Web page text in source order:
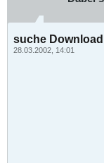
suche
28.03.2002, 14:01